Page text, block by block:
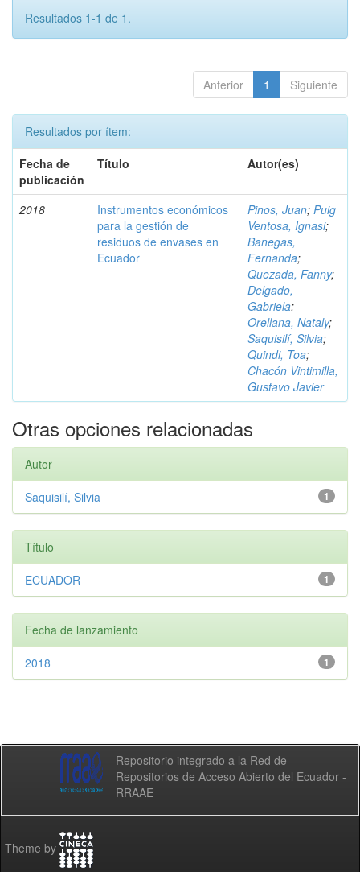
Resultados 1-1 de 1.
Anterior 1 Siguiente
Resultados por ítem:
Fecha de
publicación
Título Autor(es)
2018
Instrumentos económicos
para la gestión de
residuos de envases en
Ecuador
Pinos, Juan; Puig
Ventosa, Ignasi;
Banegas,
Fernanda;
Quezada, Fanny;
Delgado,
Gabriela;
Orellana, Nataly;
Saquisilí, Silvia;
Quindi, Toa;
Chacón Vintimilla,
Gustavo Javier
Otras opciones relacionadas
Autor
1
Saquisilí, Silvia
Título
1
ECUADOR
Fecha de lanzamiento
1
2018
Repositorio integrado a la Red de
Repositorios de Acceso Abierto del Ecuador -
RRAAE
Theme by